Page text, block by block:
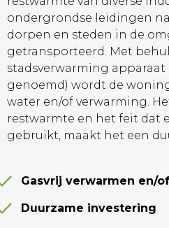
ondergrondse leidingen
dorpen en steden in de
getransporteerd. Met
stadsverwarming apparaat
genoemd) wordt de
water en/of verwarming.
restwarmte en het feit dat
gebruikt, maakt het een
Gasvrij verwarmen en/
Duurzame investering